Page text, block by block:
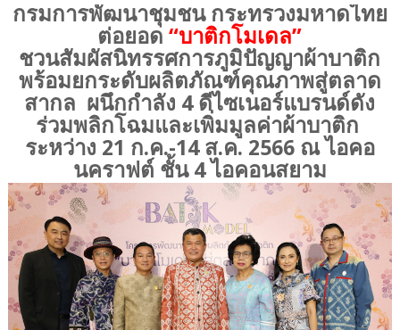
กรมการพัฒนาชุมชน กระทรวงมหาดไทย
ต่อยอด“บาติกโมเดล”
ชวนสัมผัสนิทรรศการภูมิปัญญาผ้าบาติก
พร้อมยกระดับผลิตภัณฑ์คุณภาพสู่ตลาด
สากล ผนึกกำลัง 4 ดีไซเนอร์แบรนด์ดัง
ร่วมพลิกโฉมและเพิ่มมูลค่าผ้าบาติก
ระหว่าง 21 ก.ค.-14 ส.ค. 2566 ณ ไอคอ
นคราฟต์ ชั้น 4 ไอคอนสยาม